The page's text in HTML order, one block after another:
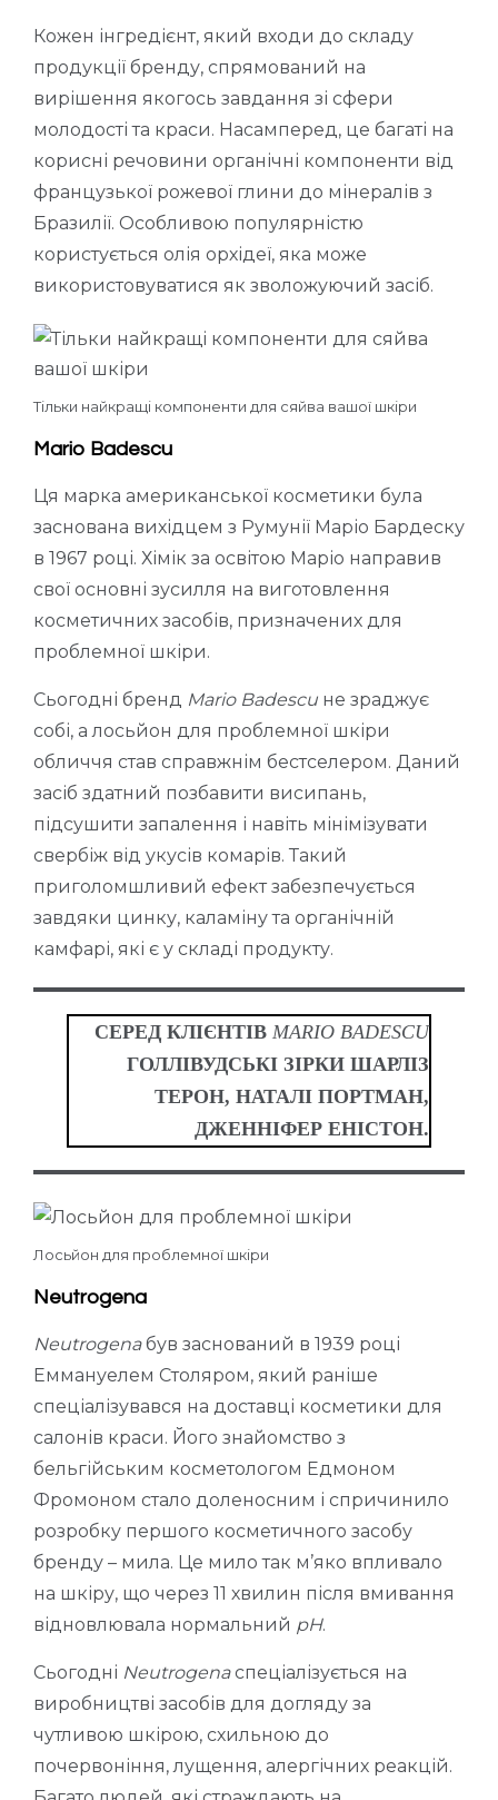
Кожен інгредієнт, який входи до складу
продукції бренду, спрямований на
вирішення якогось завдання зі сфери
молодості та краси. Насамперед, це багаті на
корисні речовини органічні компоненти від
французької рожевої глини до мінералів з
Бразилії. Особливою популярністю
користується олія орхідеї, яка може
використовуватися як зволожуючий засіб.
Тільки найкращі компоненти для сяйва вашої шкіри
Mario Badescu
Ця марка американської косметики була
заснована вихідцем з Румунії Маріо Бардеску
в 1967 році. Хімік за освітою Маріо направив
свої основні зусилля на виготовлення
косметичних засобів, призначених для
проблемної шкіри.
Сьогодні бренд Mario Badescu не зраджує
собі, а лосьйон для проблемної шкіри
обличчя став справжнім бестселером. Даний
засіб здатний позбавити висипань,
підсушити запалення і навіть мінімізувати
свербіж від укусів комарів. Такий
приголомшливий ефект забезпечується
завдяки цинку, каламіну та органічній
камфарі, які є у складі продукту.
СЕРЕД КЛІЄНТІВ MARIO BADESCU
ГОЛЛІВУДСЬКІ ЗІРКИ ШАРЛІЗ
ТЕРОН, НАТАЛІ ПОРТМАН,
ДЖЕННІФЕР ЕНІСТОН.
Лосьйон для проблемної шкіри
Neutrogena
Neutrogenaбув заснований в 1939 році
Еммануелем Столяром, який раніше
спеціалізувався на доставці косметики для
салонів краси. Його знайомство з
бельгійським косметологом Едмоном
Фромоном стало доленосним і спричинило
розробку першого косметичного засобу
бренду – мила. Це мило так м’яко впливало
на шкіру, що через 11 хвилин після вмивання
відновлювала нормальний рН.
Сьогодні Neutrogenaспеціалізується на
виробництві засобів для догляду за
чутливою шкірою, схильною до
почервоніння, лущення, алергічних реакцій.